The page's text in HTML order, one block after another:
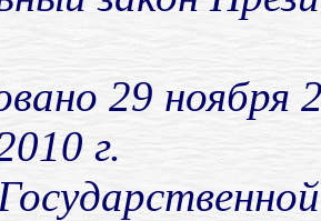
29 ноября
г.